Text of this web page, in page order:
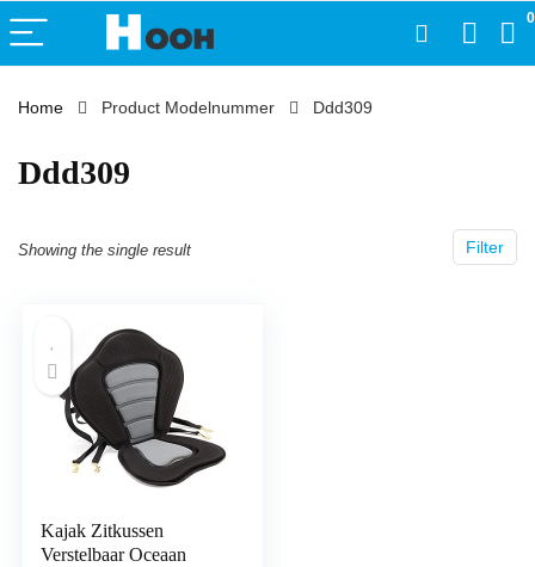
0
Home Product Modelnummer ‎Ddd309
‎Ddd309
Filter
Showing the single result
Kajak Zitkussen
Verstelbaar Oceaan